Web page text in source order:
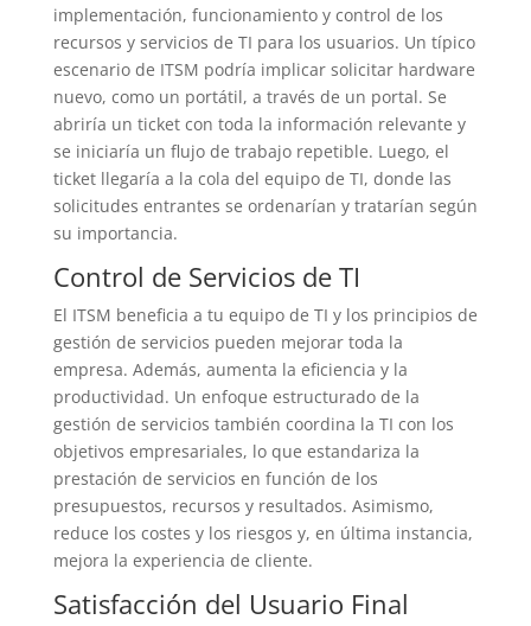
implementación, funcionamiento y control de los
recursos y servicios de TI para los usuarios. Un típico
escenario de ITSM podría implicar solicitar hardware
nuevo, como un portátil, a través de un portal. Se
abriría un ticket con toda la información relevante y
se iniciaría un flujo de trabajo repetible. Luego, el
ticket llegaría a la cola del equipo de TI, donde las
solicitudes entrantes se ordenarían y tratarían según
su importancia.
Control de Servicios de TI
El ITSM beneficia a tu equipo de TI y los principios de
gestión de servicios pueden mejorar toda la
empresa. Además, aumenta la eficiencia y la
productividad. Un enfoque estructurado de la
gestión de servicios también coordina la TI con los
objetivos empresariales, lo que estandariza la
prestación de servicios en función de los
presupuestos, recursos y resultados. Asimismo,
reduce los costes y los riesgos y, en última instancia,
mejora la experiencia de cliente.
Satisfacción del Usuario Final